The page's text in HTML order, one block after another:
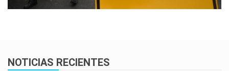
NOTICIAS RECIENTES